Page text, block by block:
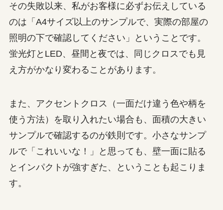
その失敗以来、私がお客様に必ずお伝えしている
のは「A4サイズ以上のサンプルで、実際の部屋の
照明の下で確認してください」ということです。
蛍光灯とLED、昼間と夜では、同じクロスでも見
え方がかなり変わることがあります。
また、アクセントクロス（一面だけ違う色や柄を
使う方法）を取り入れたい場合も、面積の大きい
サンプルで確認するのが鉄則です。小さなサンプ
ルで「これいいな！」と思っても、壁一面に貼る
とインパクトが強すぎた、ということも起こりま
す。